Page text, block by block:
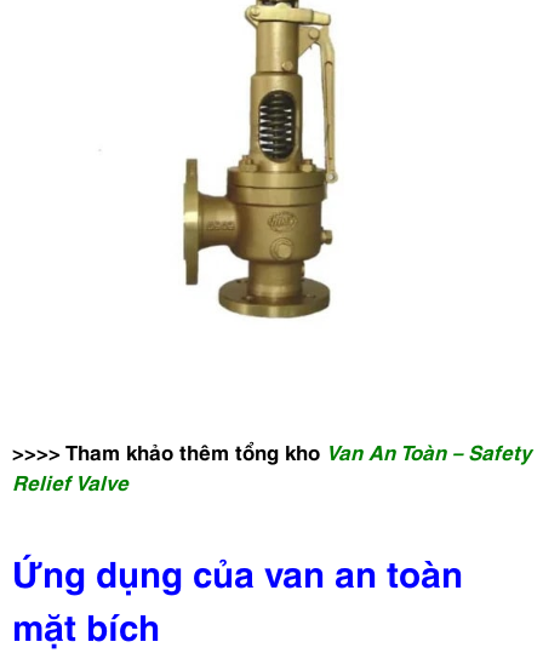
>>>> Tham khảo thêm tổng kho Van An Toàn – Safety
Relief Valve
Ứng dụng của van an toàn
mặt bích